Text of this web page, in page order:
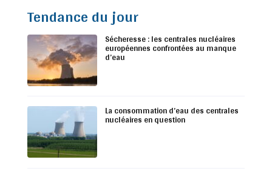
Tendance du jour
Sécheresse : les centrales nucléaires
européennes confrontées au manque
d’eau
La consommation d’eau des centrales
nucléaires en question